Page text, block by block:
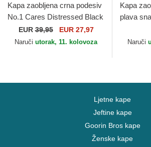
Kapa zaobljena crna podesiv
No.1 Cares Distressed Black
Gold The No.1 Face
EUR39,95 EUR 27,97
Naruči utorak, 11. kolovoza
Kapa
plava
Naruči
Ljetne kape
Jeftine kape
Goorin Bros kape
Ženske kape